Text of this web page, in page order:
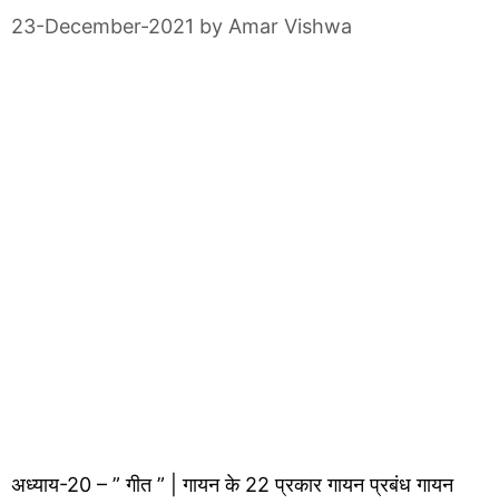
23-December-2021 by Amar Vishwa
अध्याय-20 – ” गीत ” | गायन के 22 प्रकार गायन प्रबंध गायन